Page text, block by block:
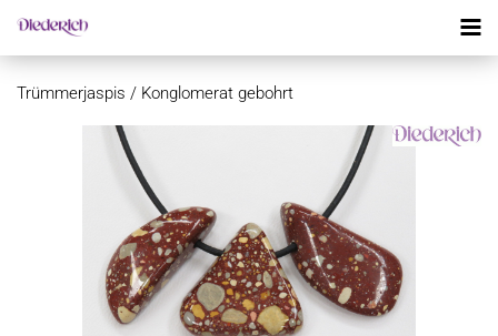
Trümmerjaspis / Konglomerat gebohrt